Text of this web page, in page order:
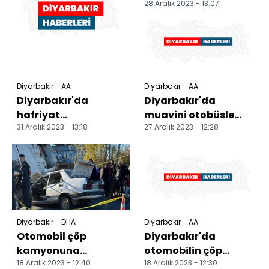
Diyarbakır - AA
Diyarbakır'da
hafriyat
kamyonunun
otomobille
çarpışması sonucu 3
kişi yaral...
31 Aralık 2023 - 13:18
muavinin ölümüne
tutuklandı
28 Aralık 2023 - 13:07
Diyarbakır - AA
Diyarbakır'da
muavini otobüsle
ezerek ölümüne yol
27 Aralık 2023 - 12:28
Diyarbakır - DHA
Otomobil çöp
kamyonuna
arkadan çarptı: 2
18 Aralık 2023 - 12:40
Diyarbakır - AA
Diyarbakır'da
otomobilin çöp
kamyonuna
18 Aralık 2023 - 12:30